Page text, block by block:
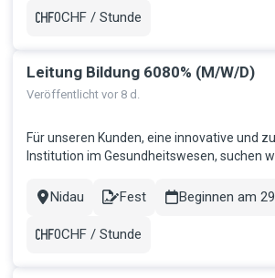
sowie Gewährleistung der G...
Gehalt
0CHF / Stunde
Leitung Bildung 6080% (M/W/D)
Veröffentlicht vor 8 d.
Für unseren Kunden, eine innovative und
Institution im Gesundheitswesen, suchen
Kaderfunktion übernehmen Sie die
fördern...
Stadt
Nidau
Contract
Fest Beginnen am
Gehalt
0CHF / Stunde